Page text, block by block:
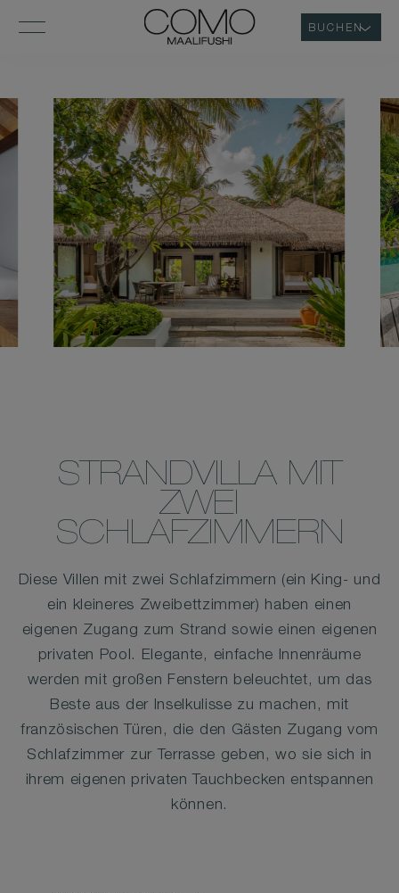
BUCHEN
STRANDVILLA MIT
ZWEI
SCHLAFZIMMERN
Diese Villen mit zwei Schlafzimmern (ein King- und
ein kleineres Zweibettzimmer) haben einen
eigenen Zugang zum Strand sowie einen eigenen
privaten Pool. Elegante, einfache Innenräume
werden mit großen Fenstern beleuchtet, um das
Beste aus der Inselkulisse zu machen, mit
französischen Türen, die den Gästen Zugang vom
Schlafzimmer zur Terrasse geben, wo sie sich in
ihrem eigenen privaten Tauchbecken entspannen
können.